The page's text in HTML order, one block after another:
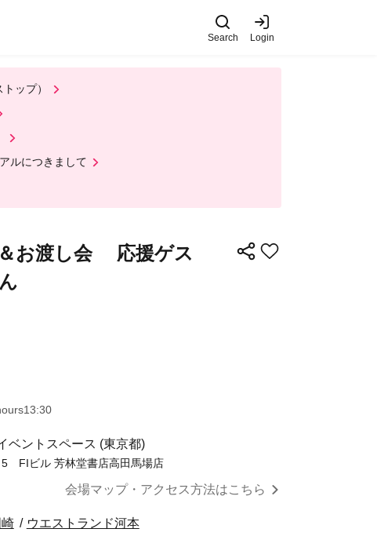
Search Login
ップ）
ルにつきまして
＆お渡し会 応援ゲス
13:30
ベントスペース (東京都)
FIビル 芳林堂書店高田馬場店
会場マップ・アクセス方法はこちら
ウエストランド河本